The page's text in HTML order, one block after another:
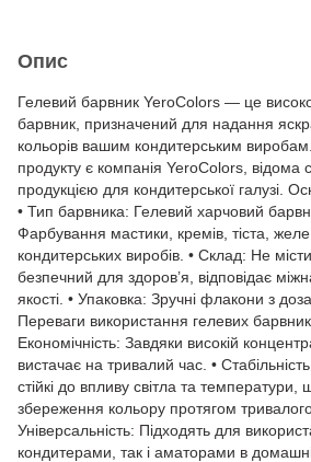
Опис
Гелевий барвник YeroColors — це
барвник, призначений для надання
кольорів вашим кондитерським
продукту є компанія YeroColors, відома
продукцією для кондитерської галузі.
• Тип барвника: Гелевий харчовий
Фарбування мастики, кремів, тіста,
кондитерських виробів. • Склад: Не
безпечний для здоров’я, відповідає
якості. • Упаковка: Зручні флакони з
Переваги використання гелевих
Економічність: Завдяки високій
вистачає на тривалий час. •
стійкі до впливу світла та температури,
збереження кольору протягом
Універсальність: Підходять для
кондитерами, так і аматорами в